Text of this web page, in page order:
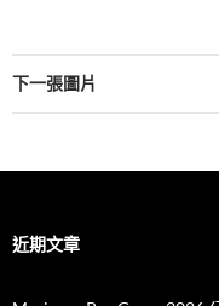
下一張圖片
近期文章